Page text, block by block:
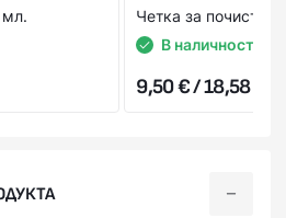
мл.
Четка за
В наличност
9,50 € / 18,58 лв.